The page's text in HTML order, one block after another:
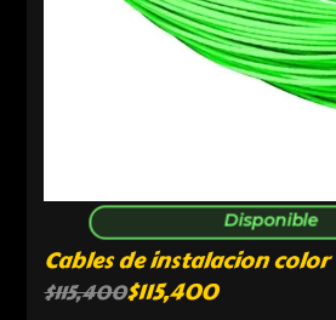
Disponible
Cables de instalacion color
$115,400$115,400